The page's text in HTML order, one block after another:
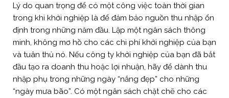
Lý do quan trọng để có một công việc toàn thời gian
trong khi khởi nghiệp là để đảm bảo nguồn thu nhập ổn
định trong những năm đầu. Lập một ngân sách thông
minh, không mơ hồ cho các chi phí khởi nghiệp của bạn
và tuân thủ nó. Nếu công ty khởi nghiệp của bạn đã bắt
đầu tạo ra doanh thu hoặc lợi nhuận, hãy để dành thu
nhập phụ trong những ngày “nắng đẹp” cho những
“ngày mưa bão”. Có một ngân sách chặt chẽ cho các